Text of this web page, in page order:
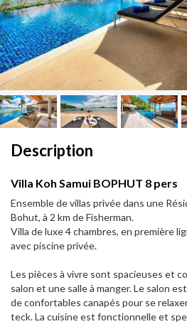
Description
Villa Koh Samui BOPHUT 8 pers
Ensemble de villas privée dans une
Bohut, à 2 km de Fisherman.
Villa de luxe 4 chambres, en première
avec piscine privée.
Les pièces à vivre sont spacieuses et
salon et une salle à manger. Le salon
de confortables canapés pour se
teck. La cuisine est fonctionnelle et